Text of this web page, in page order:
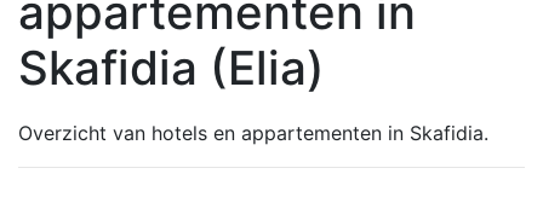
appartementen in
Skafidia (Elia)
Overzicht van hotels en appartementen in Skafidia.